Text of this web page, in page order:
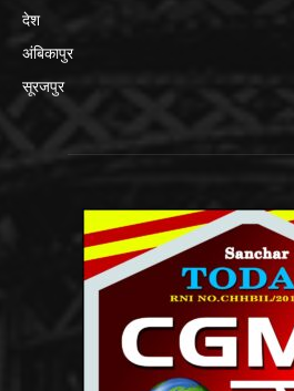
देश
अंबिकापुर
सूरजपुर